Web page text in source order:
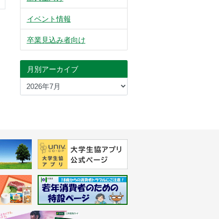
イベント情報
卒業見込み者向け
月別アーカイブ